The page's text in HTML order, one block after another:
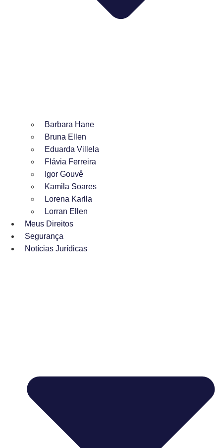
Barbara Hane
Bruna Ellen
Eduarda Villela
Flávia Ferreira
Igor Gouvê
Kamila Soares
Lorena Karlla
Lorran Ellen
Meus Direitos
Segurança
Notícias Jurídicas